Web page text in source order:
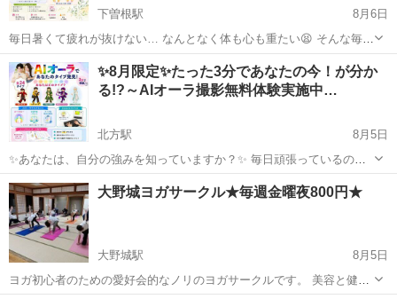
下曽根駅
8月6日
毎日暑くて疲れが抜けない… なんとなく体も心も重たい😫 そんな毎日
を過ごしていませんか？ 疲れやストレスが続くと 体だけでなく脳や心
の働きにも 影響が出やすくなります。 この体験会では、 **体・心・意
識（3Body...
福岡 北九州市 下曽根駅 ヨガ オーラ
✨8月限定✨たった3分であなたの今！が分か
る!?～AIオーラ撮影無料体験実施中…
北方駅
8月5日
✨あなたは、自分の強みを知っていますか？✨ 毎日頑張っているの
に… ✔ このままでいいのかな？ ✔ 自分に合う働き方って何だろう？
✔ 人間関係で疲れてしまう… ✔ 自分の魅力をもっと活かしたい！ そ
んな方に体験してい...
福岡 北九州市 北方駅 ヨガ オーラ
大野城ヨガサークル★毎週金曜夜800円★
大野城駅
8月5日
ヨガ初心者のための愛好会的なノリのヨガサークルです。 美容と健康